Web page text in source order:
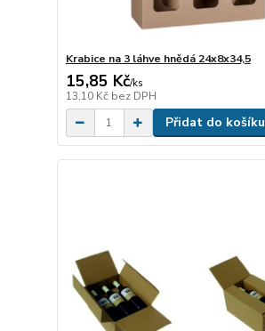
Krabice na 3 láhve hnědá 24x8x34,5
15,85 Kč/ks
13,10 Kč bez DPH
Přidat do košíku